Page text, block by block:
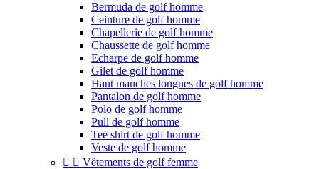
Bermuda de golf homme
Ceinture de golf homme
Chapellerie de golf homme
Chaussette de golf homme
Echarpe de golf homme
Gilet de golf homme
Haut manches longues de golf homme
Pantalon de golf homme
Polo de golf homme
Pull de golf homme
Tee shirt de golf homme
Veste de golf homme
  Vêtements de golf femme